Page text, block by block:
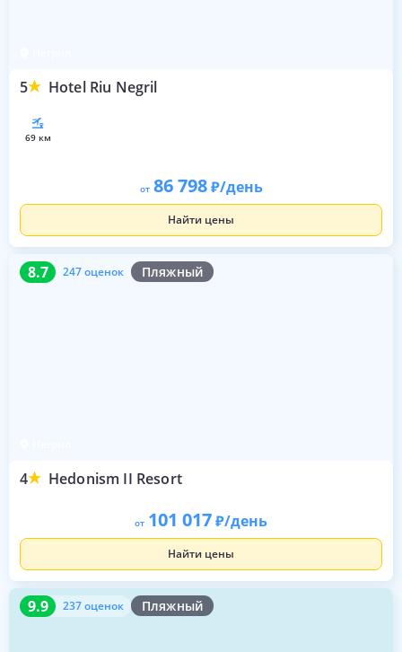
5 Hotel Riu Negril
69 км
от 86 798 /день
Найти цены
8.7 247 оценок Пляжный
4 Hedonism II Resort
8.7 247 оценок
от 101 017 /день
Найти цены
9.9 237 оценок Пляжный
9.9 237 оценок